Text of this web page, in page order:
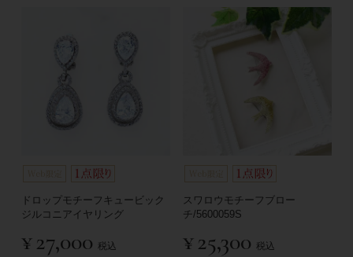
ドロップモチーフキュービック
ジルコニアイヤリング
¥27,000 税込
スワロウモチーフブロー
チ/5600059S
¥25,300 税込